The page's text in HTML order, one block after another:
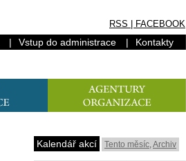
RSS FACEBOOK
| Vstup do administrace | Kontakty
Kalendář akcí Tento měsíc,Archiv